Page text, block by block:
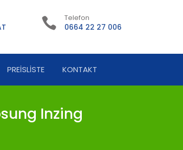
Telefon
0664 22 27 006
PREISLISTE KONTAKT
Inzing